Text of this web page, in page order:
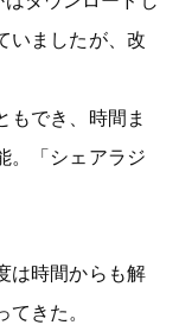
いましたが、改
もでき、時間ま
。「シェアラジ
は時間からも解
きた。